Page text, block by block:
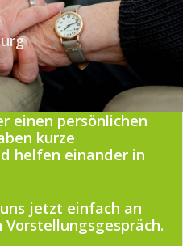
einen persönlichen
kurze
helfen einander in
jetzt einfach an
Vorstellungsgespräch.